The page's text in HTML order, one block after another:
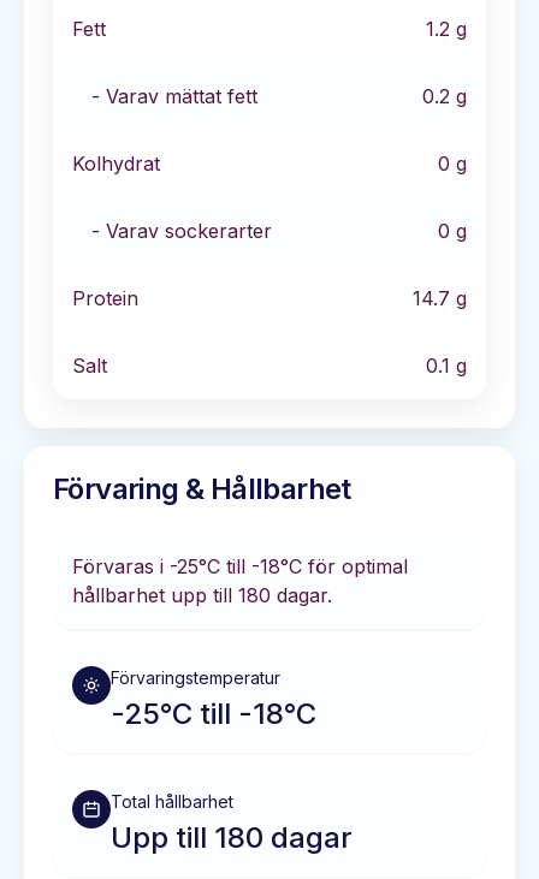
Fett 1.2 g
- Varav mättat fett 0.2 g
Kolhydrat 0 g
- Varav sockerarter 0 g
Protein 14.7 g
Salt 0.1 g
Förvaring & Hållbarhet
Förvaras i -25°C till -18°C för optimal
hållbarhet upp till 180 dagar.
Förvaringstemperatur
-25°C till -18°C
Total hållbarhet
Upp till 180 dagar